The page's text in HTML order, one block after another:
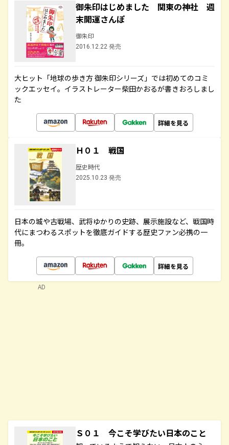
御朱印はじめました 関東の神社 週
末開運さんぽ
御朱印
2016.12.22 発売
大ヒット「地球の歩き方 御朱印シリーズ」では初めてのコミ
ックエッセイ。イラストレーター柴田かおるが書きおろしまし
た
詳細を見る
Ｈ０１ 戦国
歴史時代
2025.10.23 発売
日本の城や古戦場、武将ゆかりの史跡、展示施設など、戦国時
代にまつわるスポットを徹底ガイドする歴史ファン必携の一
冊。
詳細を見る
Ｓ０１ 今こそ学びたい日本のこと
AD